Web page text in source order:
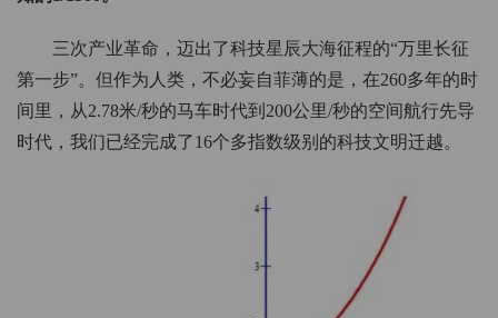
三次产业革命，迈出了科技星辰大海征程的“万里长征
第一步”。但作为人类，不必妄自菲薄的是，在260多年的时
间里，从2.78米/秒的马车时代到200公里/秒的空间航行先导
时代，我们已经完成了16个多指数级别的科技文明迁越。